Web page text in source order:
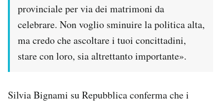
provinciale per via dei matrimoni da
celebrare. Non voglio sminuire la politica alta,
ma credo che ascoltare i tuoi concittadini,
stare con loro, sia altrettanto importante».
Silvia Bignami su Repubblica conferma che i